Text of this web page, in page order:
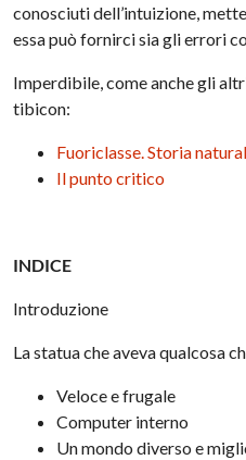
conosciuti dell’intuizione,
essa può fornirci sia gli errori
Imperdibile, come anche gli
tibicon:
Fuoriclasse. Storia
Il punto critico
INDICE
Introduzione
La statua che aveva qualcosa
Veloce e frugale
Computer interno
Un mondo diverso e